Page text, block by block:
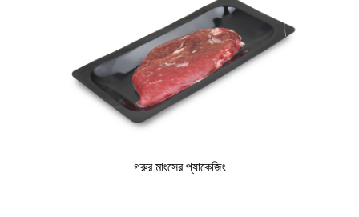
গরুর মাংসের প্যাকেজিং